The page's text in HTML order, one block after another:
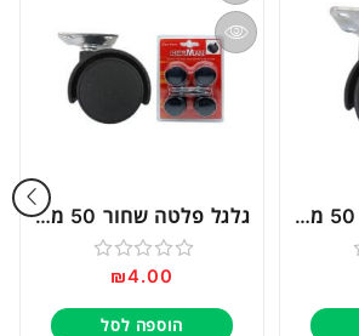
גלגל פלטה שחור 50 מ”מ עם מעצור דגם 15005 גלגל פלטה שחור 50 מ”מ דגם 15071
דורג
0
₪4.00
הוספה לסל